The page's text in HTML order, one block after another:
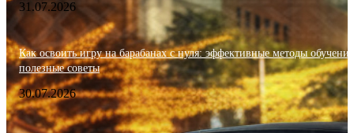
31.07.2026
Как освоить игру на барабанах с нуля: эффективные методы
полезные советы
30.07.2026